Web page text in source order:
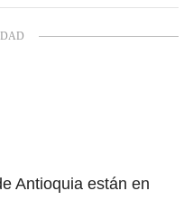
Antioquia están en